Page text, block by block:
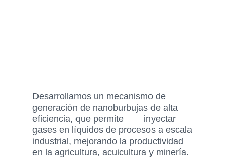
Desarrollamos un mecanismo de
generación de nanoburbujas de alta
eficiencia, que permite inyectar
gases en líquidos de procesos a escala
industrial, mejorando la productividad
en la agricultura, acuicultura y minería.